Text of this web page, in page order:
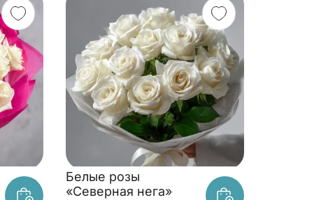
Белые розы
«Северная нега»